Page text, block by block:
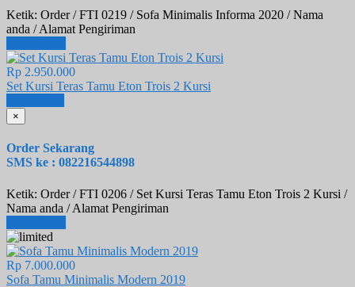
Ketik: Order / FTI 0219 / Sofa Minimalis Informa 2020 / Nama
anda / Alamat Pengiriman
Rp 2.950.000
Set Kursi Teras Tamu Eton Trois 2 Kursi
×
Order Sekarang
SMS ke : 082216544898
Ketik: Order / FTI 0206 / Set Kursi Teras Tamu Eton Trois 2 Kursi /
Nama anda / Alamat Pengiriman
Rp 7.000.000
Sofa Tamu Minimalis Modern 2019